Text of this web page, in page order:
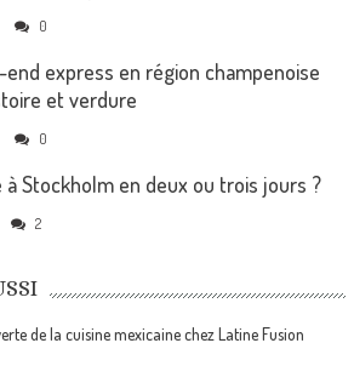
0
end express en région champenoise
et verdure
0
à Stockholm en deux ou trois jours ?
2
de la cuisine mexicaine chez Latine Fusion